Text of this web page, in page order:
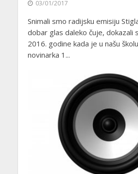
03/01/2017
Snimali smo radijsku emisiju
dobar glas daleko čuje, dokazali
2016. godine kada je u našu
novinarka 1...